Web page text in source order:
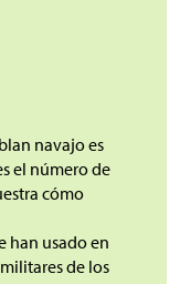
navajo es
el número de
cómo
han usado en
de los